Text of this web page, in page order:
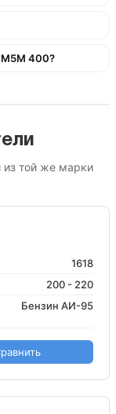
400?
из той же марки
1618
200 - 220
Бензин АИ-95